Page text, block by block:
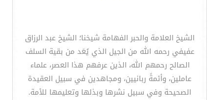
الشيخ العلامة والحبر الفهامة شيخنا؛ الشيخ عبد الرزاق
عفيفي رحمه الله من الجيل الذي يُعَد من بقية السلف
الصالح رحمهم الله، الذين عرفهم هذا العصر، علماء
عاملين، وأئمةً ربانيين، ومجاهدين في سبيل العقيدة
الصحيحة وفي سبيل نشرها وبذلها وتعليمها للأمة.